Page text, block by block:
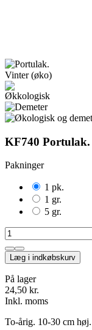
KF740
Pakninger
1 pk.
1 gr.
5 gr.
Læg i indkøbskurv
På lager
24,50 kr.
Inkl. moms
To-årig. 10-30 cm høj.